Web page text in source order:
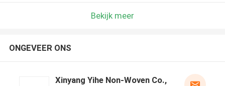
Bekijk meer
ONGEVEER ONS
Xinyang Yihe Non-Woven Co.,